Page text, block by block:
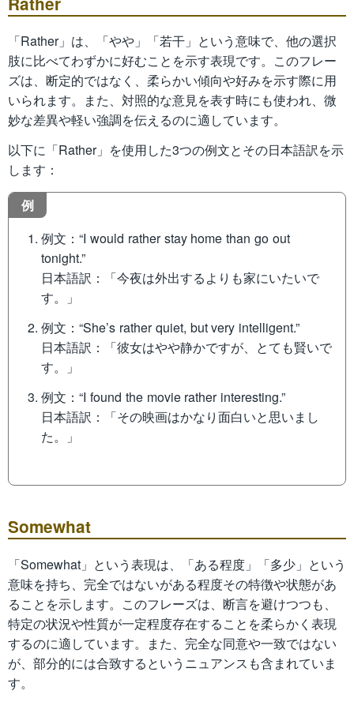
「Rather」は、「やや」「若干」という意味で、他の選択
肢に比べてわずかに好むことを示す表現です。このフレー
ズは、断定的ではなく、柔らかい傾向や好みを示す際に用
いられます。また、対照的な意見を表す時にも使われ、微
妙な差異や軽い強調を伝えるのに適しています。
以下に「Rather」を使用した3つの例文とその日本語訳を示
します：
例
例文：“I would rather stay home than go out
tonight.”
日本語訳：「今夜は外出するよりも家にいたいで
す。」
例文：“She’s rather quiet, but very intelligent.”
日本語訳：「彼女はやや静かですが、とても賢いで
す。」
例文：“I found the movie rather interesting.”
日本語訳：「その映画はかなり面白いと思いまし
た。」
Somewhat
「Somewhat」という表現は、「ある程度」「多少」という
意味を持ち、完全ではないがある程度その特徴や状態があ
ることを示します。このフレーズは、断言を避けつつも、
特定の状況や性質が一定程度存在することを柔らかく表現
するのに適しています。また、完全な同意や一致ではない
が、部分的には合致するというニュアンスも含まれていま
す。